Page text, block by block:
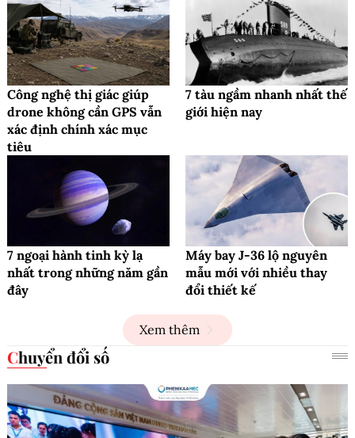
Công nghệ thị giác giúp
drone không cần GPS vẫn
xác định chính xác mục
tiêu
7 tàu ngầm nhanh nhất thế
giới hiện nay
7 ngoại hành tinh kỳ lạ
nhất trong những năm gần
đây
Máy bay J-36 lộ nguyên
mẫu mới với nhiều thay
đổi thiết kế
Xem thêm
Chuyển đổi số